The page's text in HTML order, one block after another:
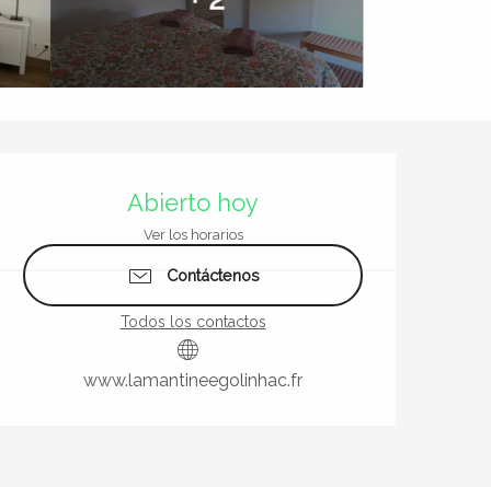
Horarios y datos de
Abierto hoy
Ver los horarios
Contáctenos
Todos los contactos
www.lamantineegolinhac.fr